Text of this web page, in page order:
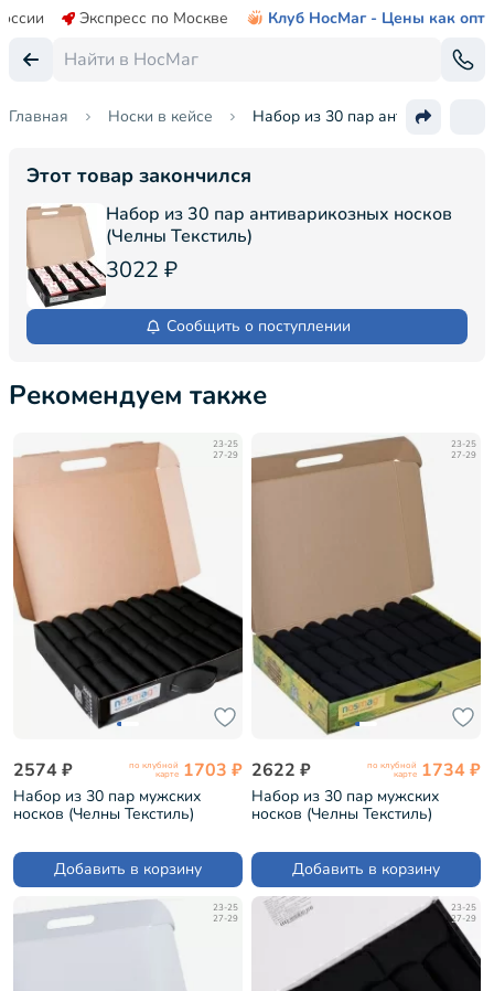
Экспресс по Москве Клуб НосМаг - Цены как опт
Главная Носки в кейсе Набор из 30 пар
Этот товар закончился
Набор из 30 пар антиварикозных носков
(Челны Текстиль)
3022 ₽
Сообщить о поступлении
Рекомендуем также
23-25
27-29
2574 ₽ по клубной
карте 1703 ₽
Набор из 30 пар мужских
носков (Челны Текстиль)
Добавить в корзину
23-25
27-29
2622 ₽ по клубной
карте 1734 ₽
Набор из 30 пар мужских
носков (Челны Текстиль)
"Стратегический запас" (TL52-
30)
Добавить в корзину
23-25
27-29
23-25
27-29